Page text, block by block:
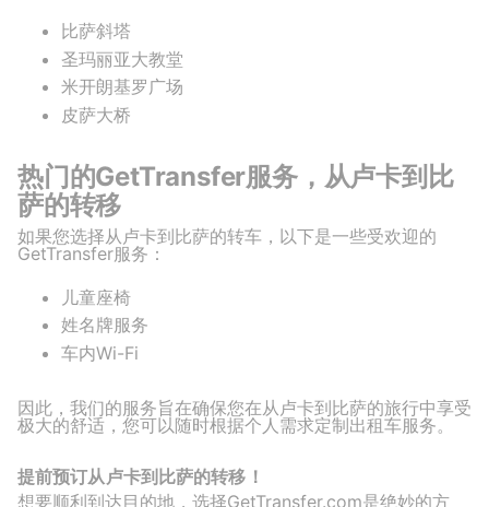
比萨斜塔
圣玛丽亚大教堂
米开朗基罗广场
皮萨大桥
热门的GetTransfer服务，从卢卡到比
萨的转移
如果您选择从卢卡到比萨的转车，以下是一些受欢迎的
GetTransfer服务：
儿童座椅
姓名牌服务
车内Wi-Fi
因此，我们的服务旨在确保您在从卢卡到比萨的旅行中享受
极大的舒适，您可以随时根据个人需求定制出租车服务。
提前预订从卢卡到比萨的转移！
想要顺利到达目的地，选择GetTransfer.com是绝妙的方